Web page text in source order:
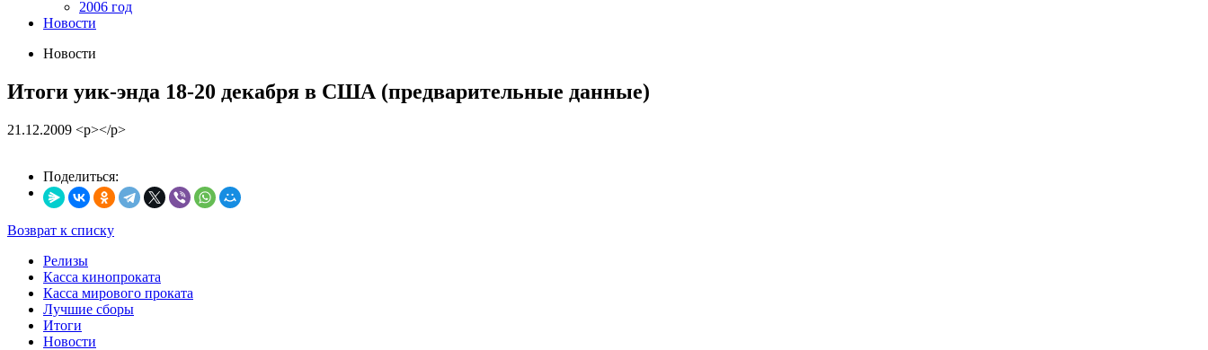
2006 год
Новости
Новости
Итоги уик-энда 18-20 декабря в США (предварительные данные)
21.12.2009 <p></p>
Поделиться:
Возврат к списку
Релизы
Касса кинопроката
Касса мирового проката
Лучшие сборы
Итоги
Новости